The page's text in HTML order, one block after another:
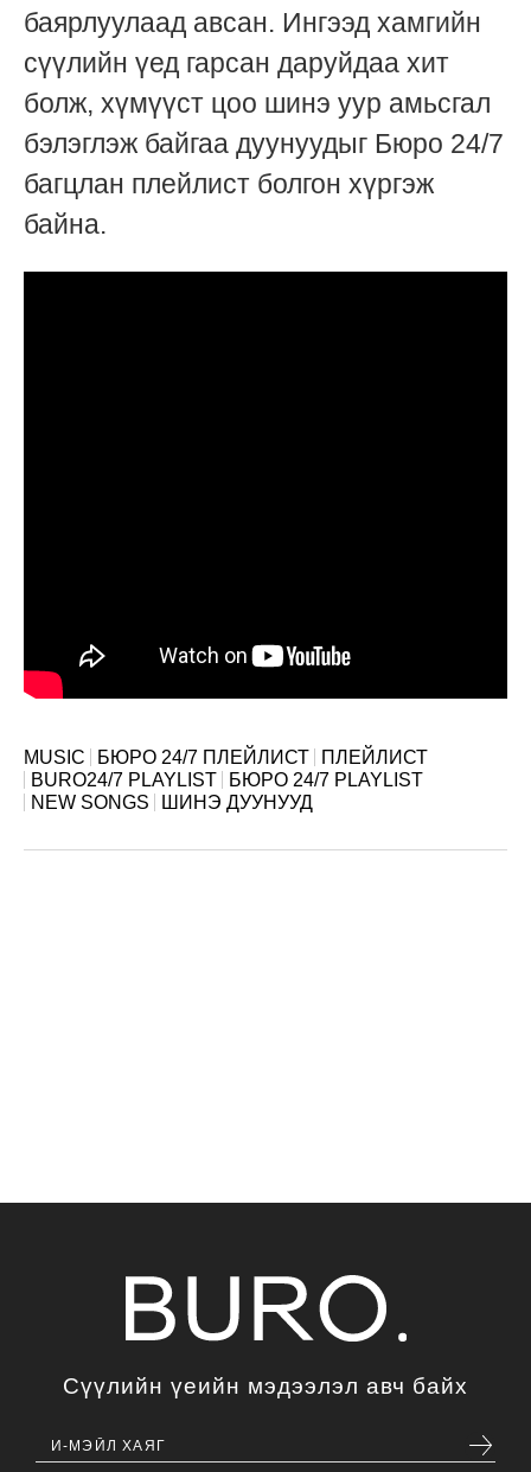
баярлуулаад авсан. Ингээд хамгийн
сүүлийн үед гарсан даруйдаа хит
болж, хүмүүст цоо шинэ уур амьсгал
бэлэглэж байгаа дуунуудыг Бюро 24/7
багцлан плейлист болгон хүргэж
байна.
MUSIC БЮРО 24/7 ПЛЕЙЛИСТ
ПЛЕЙЛИСТ
BURO24/7 PLAYLIST
БЮРО 24/7 PLAYLIST
NEW SONGS
ШИНЭ ДУУНУУД
Сүүлийн үеийн мэдээлэл авч байх